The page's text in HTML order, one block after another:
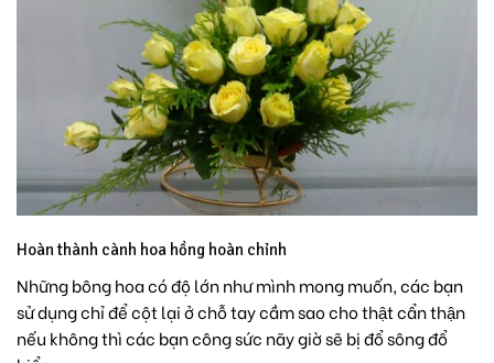
Hoàn thành cành hoa hồng hoàn chỉnh
Những bông hoa có độ lớn như mình mong muốn, các bạn
sử dụng chỉ để cột lại ở chỗ tay cầm sao cho thật cẩn thận
nếu không thì các bạn công sức nãy giờ sẽ bị đổ sông đổ